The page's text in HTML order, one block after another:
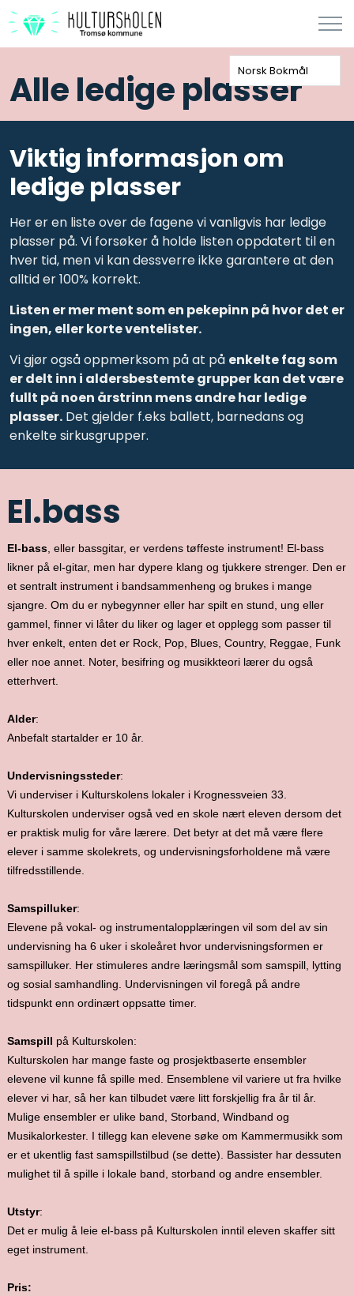
Alle ledige plasser
Viktig informasjon om
ledige plasser
Her er en liste over de fagene vi vanligvis har ledige
plasser på. Vi forsøker å holde listen oppdatert til en
hver tid, men vi kan dessverre ikke garantere at den
alltid er 100% korrekt.
Listen er mer ment som en pekepinn på hvor det er
ingen, eller korte ventelister.
Vi gjør også oppmerksom på at på enkelte fag som
er delt inn i aldersbestemte grupper kan det være
fullt på noen årstrinn mens andre har ledige
plasser. Det gjelder f.eks ballett, barnedans og
enkelte sirkusgrupper.
El.bass
El-bass eller bassgitar, er verdens tøffeste instrument! El-bass
likner på el-gitar, men har dypere klang og tjukkere strenger. Den er
et sentralt instrument i bandsammenheng og brukes i mange
sjangre. Om du er nybegynner eller har spilt en stund, ung eller
gammel, finner vi låter du liker og lager et opplegg som passer til
hver enkelt, enten det er Rock, Pop, Blues, Country, Reggae, Funk
eller noe annet. Noter, besifring og musikkteori lærer du også
etterhvert.
Alder:
Anbefalt startalder er 10 år.
Undervisningssteder:
Vi underviser i Kulturskolens lokaler i Krognessveien 33.
Kulturskolen underviser også ved en skole nært eleven dersom det
er praktisk mulig for våre lærere. Det betyr at det må være flere
elever i samme skolekrets, og undervisningsforholdene må være
tilfredsstillende.
Samspilluker:
Elevene på vokal- og instrumentalopplæringen vil som del av sin
undervisning ha 6 uker i skoleåret hvor undervisningsformen er
samspilluker. Her stimuleres andre læringsmål som samspill, lytting
og sosial samhandling. Undervisningen vil foregå på andre
tidspunkt enn ordinært oppsatte timer.
Samspill på Kulturskolen:
Kulturskolen har mange faste og prosjektbaserte ensembler
elevene vil kunne få spille med. Ensemblene vil variere ut fra hvilke
elever vi har, så her kan tilbudet være litt forskjellig fra år til år.
Mulige ensembler er ulike band, Storband, Windband og
Musikalorkester. I tillegg kan elevene søke om Kammermusikk som
er et ukentlig fast samspillstilbud (se dette). Bassister har dessuten
mulighet til å spille i lokale band, storband og andre ensembler.
Utstyr:
Det er mulig å leie el-bass på Kulturskolen inntil eleven skaffer sitt
eget instrument.
Pris:
Norsk Bokmål